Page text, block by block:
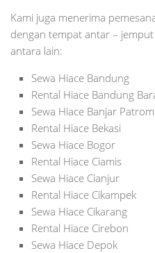
Kami juga menerima
dengan tempat antar –
antara lain:
Sewa Hiace Bandung
Rental Hiace Bandung
Sewa Hiace Banjar
Rental Hiace Bekasi
Sewa Hiace Bogor
Rental Hiace Ciamis
Sewa Hiace Cianjur
Rental Hiace Cikampek
Sewa Hiace Cikarang
Rental Hiace Cirebon
Sewa Hiace Depok